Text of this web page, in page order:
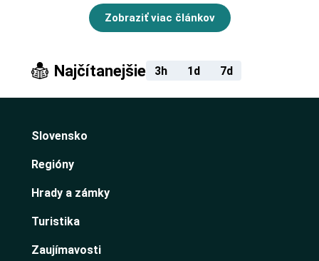
Zobraziť viac článkov
Najčítanejšie 3h 1d 7d
Slovensko
Regióny
Hrady a zámky
Turistika
Zaujímavosti